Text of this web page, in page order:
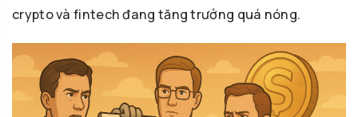
crypto và fintech đang tăng trưởng quá nóng.